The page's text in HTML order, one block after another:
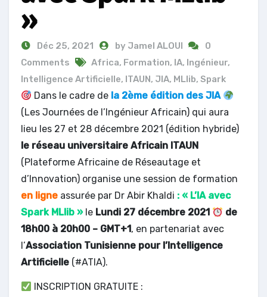
»
Déc 25, 2021 by Jamel ALOUI
0
Comments
Africa, Formation, IA, Ingénieur,
Intelligence Artificielle, ITAUN , JIA, MLlib, Spark
Dans le cadre de la 2ème édition des JIA
(Les Journées de l’Ingénieur Africain) qui aura
lieu les 27 et 28 décembre 2021 (édition hybride)
le réseau universitaire Africain ITAUN
(Plateforme Africaine de Réseautage et
d’Innovation) organise une session de formation
en ligne assurée par Dr Abir Khaldi : « L’IA avec
Spark MLlib »le Lundi 27 décembre 2021
de
18h00 à 20h00 – GMT+1, en partenariat avec
l’Association Tunisienne pour l’Intelligence
Artificielle (#ATIA).
INSCRIPTION GRATUITE :